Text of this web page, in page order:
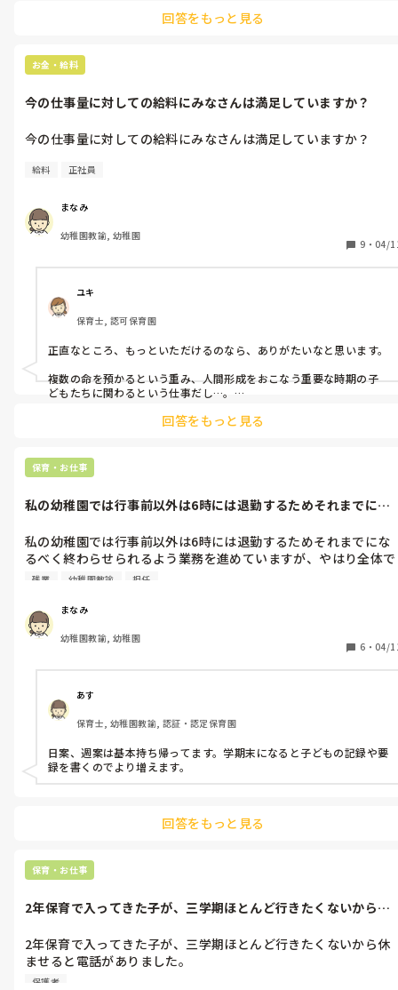
回答をもっと見る
お金・給料
今の仕事量に対しての給料にみなさんは満足していますか？
今の仕事量に対しての給料にみなさんは満足していますか？
給料 正社員
まなみ
幼稚園教諭, 幼稚園
9 ・ 04/
ユキ
保育士, 認可保育園
正直なところ、もっといただけるのなら、ありがたいなと思います。
複数の命を預かるという重み、人間形成をおこなう重要な時期の子
どもたちに関わるという仕事だし…。
もっと国が、その重要性に気がついてくれて、給料を底上げしてくれ
回答をもっと見る
保育・お仕事
私の幼稚園では行事前以外は6時には退勤するためそれまでにな
私の幼稚園では行事前以外は6時には退勤するためそれまでにな
るべく終わらせられるよう業務を進めていますが、やはり全体で
の仕事がある時はなかなか思うように進まず持ち帰りの仕事にな
残業 幼稚園教諭 担任
まなみ
幼稚園教諭, 幼稚園
6 ・ 04/
あす
保育士, 幼稚園教諭, 認証・認定保育園
日案、週案は基本持ち帰ってます。学期末になると子どもの記録や要
録を書くのでより増えます。
回答をもっと見る
保育・お仕事
2年保育で入ってきた子が、三学期ほとんど行きたくないから休
2年保育で入ってきた子が、三学期ほとんど行きたくないから休
ませると電話がありました。
親御さんも少し変わっている方で、朝方4時までゲームしてたか
保護者